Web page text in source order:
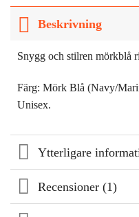
Beskrivning
Snygg och stilren mörkblå
Färg: Mörk Blå (Navy/
Unisex.
Ytterligare
Recensioner (1)